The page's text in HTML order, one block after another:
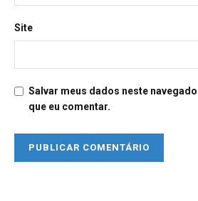
Site
Salvar meus dados neste
que eu comentar.